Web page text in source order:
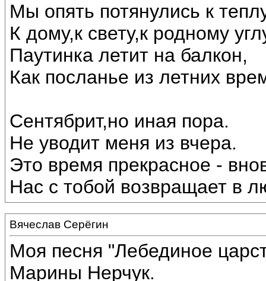
Мы опять потянулись к
К дому,к свету,к родному
Паутинка летит на балкон,
Как посланье из летних
Сентябрит,но иная пора.
Не уводит меня из вчера.
Это время прекрасное -
Нас с тобой возвращает в
Вячеслав Серёгин
Моя песня "Лебединое
Марины Нерчук.